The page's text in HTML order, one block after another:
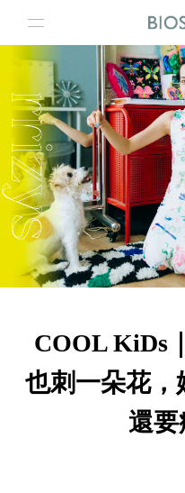
COOL KiDs
也刺一朵花，
還要